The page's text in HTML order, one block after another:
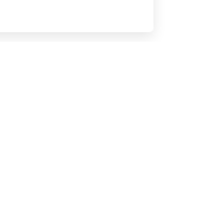
dabei den
den
festen